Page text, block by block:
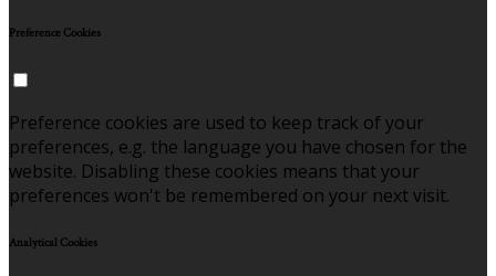
Preference Cookies
Preference cookies are used to keep track of your
preferences, e.g. the language you have chosen for the
website. Disabling these cookies means that your
preferences won't be remembered on your next visit.
Analytical Cookies